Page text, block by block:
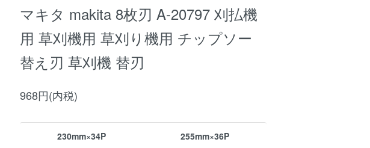
マキタ makita 8枚刃 A-20797 刈払機
用 草刈機用 草刈り機用 チップソー
替え刃 草刈機 替刃
968円(内税)
230mm×34P 255mm×36P